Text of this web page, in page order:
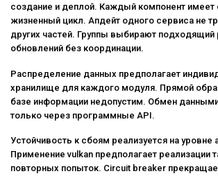
создание и деплой. Каждый компонент имеет
жизненный цикл. Апдейт одного сервиса не
других частей. Группы выбирают подходящий
обновлений без координации.
Распределение данных предполагает
хранилище для каждого модуля. Прямой
базе информации недопустим. Обмен
только через программные API.
Устойчивость к сбоям реализуется на уровне
Применение vulkan предполагает реализации
повторных попыток. Circuit breaker